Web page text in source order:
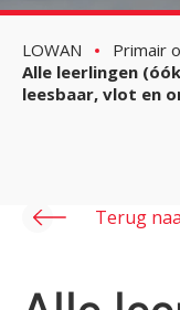
LOWAN Primair
Alle leerlingen
leesbaar, vlot en
Terug